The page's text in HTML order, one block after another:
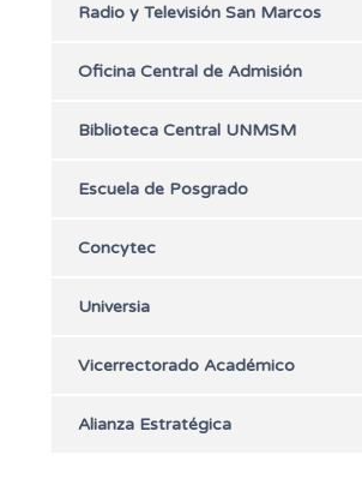
Radio y Televisión San Marcos
Oficina Central de Admisión
Biblioteca Central UNMSM
Escuela de Posgrado
Concytec
Universia
Vicerrectorado Académico
Alianza Estratégica